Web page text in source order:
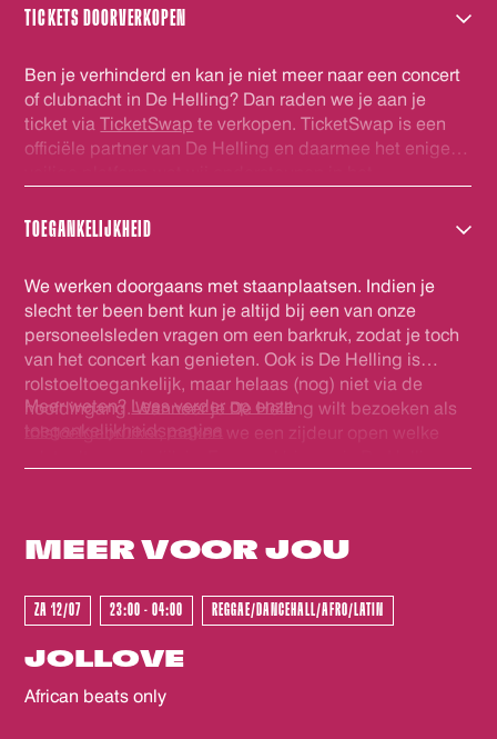
TICKETS DOORVERKOPEN
Ben je verhinderd en kan je niet meer naar een concert
of clubnacht in De Helling? Dan raden we je aan je
ticket viaTicketSwap te verkopen. TicketSwap is een
officiële partner van De Helling en daarmee het enige
TicketSwap worden verhandeld worden automatisch
plezier!
TOEGANKELIJKHEID
We werken doorgaans met staanplaatsen. Indien je
slecht ter been bent kun je altijd bij een van onze
personeelsleden vragen om een barkruk, zodat je toch
van het concert kan genieten. Ook is De Helling is
rolstoeltoegankelijk, maar helaas (nog) niet via de
hoofdingang. Wanneer je De Helling wilt bezoeken als
rolstoelgebruiker, maken we een zijdeur open welke
info@dehelling.nlof+31 (0)30 – 22 19 944
Meer weten? Lees verder op onze
toegankelijkheidspagina
MEER VOORJOU
- GEWEEST -
ZA 12/07 23:00 - 04:00 REGGAE/DANCEHALL/AFRO/LATIN
JOLLOVE
African beats only